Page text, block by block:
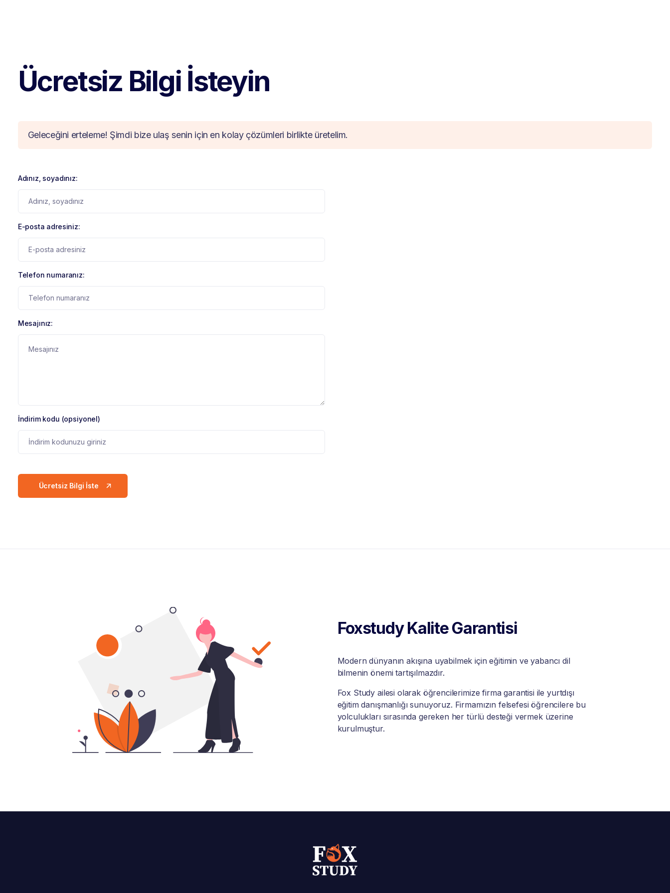
Ücretsiz Bilgi İsteyin
Geleceğini erteleme! Şimdi bize ulaş senin için en kolay çözümleri birlikte üretelim.
Adınız, soyadınız:
E-posta adresiniz:
Telefon numaranız:
Mesajınız:
İndirim kodu (opsiyonel)
Ücretsiz Bilgi İste
Foxstudy Kalite Garantisi
Modern dünyanın akışına uyabilmek için eğitimin ve yabancı dil
bilmenin önemi tartışılmazdır.
Fox Study ailesi olarak öğrencilerimize firma garantisi ile yurtdışı
eğitim danışmanlığı sunuyoruz. Firmamızın felsefesi öğrencilere bu
yolculukları sırasında gereken her türlü desteği vermek üzerine
kurulmuştur.